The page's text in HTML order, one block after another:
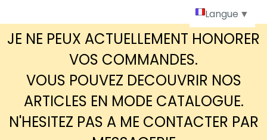
JE NE PEUX ACTUELLEMENT HONORER
VOS COMMANDES.
VOUS POUVEZ DECOUVRIR NOS
ARTICLES EN MODE CATALOGUE.
N'HESITEZ PAS A ME CONTACTER PAR
Langue ▼